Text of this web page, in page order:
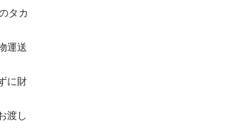
タカ
運送
に財
渡し